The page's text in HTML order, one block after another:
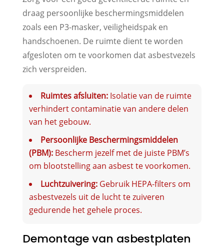
draag persoonlijke beschermingsmiddelen
zoals een P3-masker, veiligheidspak en
handschoenen. De ruimte dient te worden
afgesloten om te voorkomen dat asbestvezels
zich verspreiden.
Ruimtes afsluiten:Isolatie van de ruimte
verhindert contaminatie van andere delen
van het gebouw.
Persoonlijke Beschermingsmiddelen
(PBM):Bescherm jezelf met de juiste PBM’s
om blootstelling aan asbest te voorkomen.
Luchtzuivering:Gebruik HEPA-filters om
asbestvezels uit de lucht te zuiveren
gedurende het gehele proces.
Demontage van asbestplaten